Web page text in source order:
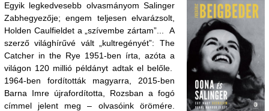
Egyik legkedvesebb olvasmányom Salinger
Zabhegyezője; engem teljesen elvarázsolt,
Holden Caulfieldet a „szívembe zártam”... A
szerző világhírűvé vált „kultregényét”: The
Catcher in the Rye 1951-ben írta, azóta a
világon 120 millió példányt adtak el belőle.
1964-ben fordították magyarra, 2015-ben
Barna Imre újrafordította, Rozsban a fogó
címmel jelent meg – olvasóink örömére.